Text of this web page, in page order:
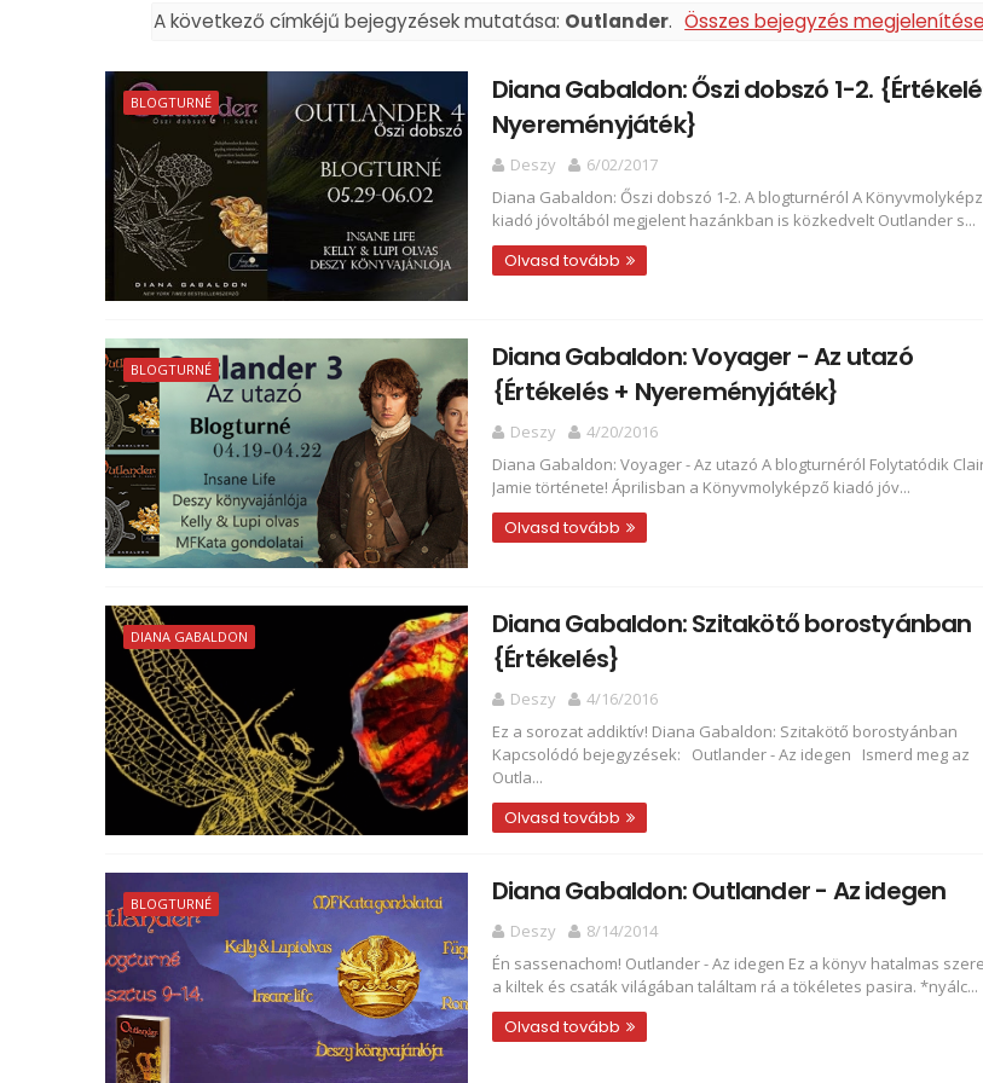
A következő címkéjű bejegyzések mutatása: Outlander. Összes bejegyzés megjelenítése
BLOGTURNÉ
Diana Gabaldon: Őszi ​dobszó 1-2.
Nyereményjáték}
Deszy
6/02/2017
Diana Gabaldon: Őszi ​dobszó 1-2. A blogturnéról A
kiadó jóvoltából megjelent hazánkban is közkedvelt Outlander s...
Olvasd tovább
BLOGTURNÉ
Diana Gabaldon: Voyager - Az utazó
{Értékelés + Nyereményjáték}
Deszy
4/20/2016
Diana Gabaldon: Voyager - Az utazó A blogturnéról Folytatódik
Jamie története! Áprilisban a Könyvmolyképző kiadó jóv...
Olvasd tovább
DIANA GABALDON
Diana Gabaldon: Szitakötő borostyánban
{Értékelés}
Deszy
4/16/2016
Ez a sorozat addiktív! Diana Gabaldon: Szitakötő borostyánban
Kapcsolódó bejegyzések: Outlander - Az idegen Ismerd meg az
Outla...
Olvasd tovább
BLOGTURNÉ Diana Gabaldon: Outlander - Az idegen
Deszy
8/14/2014
Én sassenachom! Outlander - Az idegen Ez a könyv hatalmas
a kiltek és csaták világában találtam rá a tökéletes pasira. *nyálc...
Olvasd tovább